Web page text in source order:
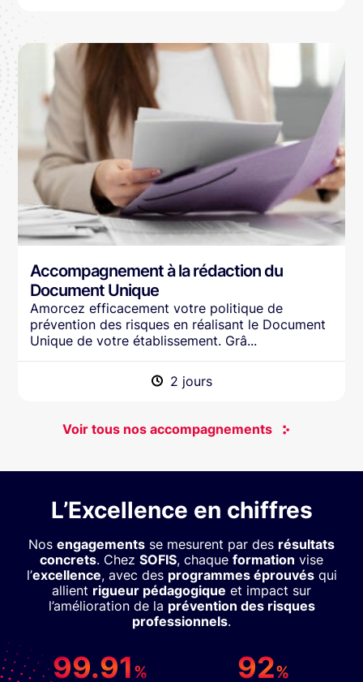
Accompagnement à la rédaction du
Document Unique
Amorcez efficacement votre politique de
prévention des risques en réalisant le Document
Unique de votre établissement. Grâ...
2 jours
Voir tous nos accompagnements
L’Excellence en chiffres
Nos engagements se mesurent par des résultats
concrets. Chez SOFIS, chaque formation vise
l’excellence, avec des programmes éprouvésqui
allient rigueur pédagogique et impact sur
l’amélioration de la prévention des risques
professionnels.
99.91 % 92%